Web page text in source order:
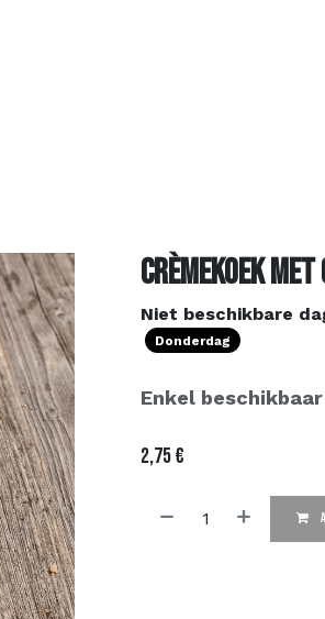
Crèmekoek
Niet beschikbare
Donderdag
Enkel
2,75€